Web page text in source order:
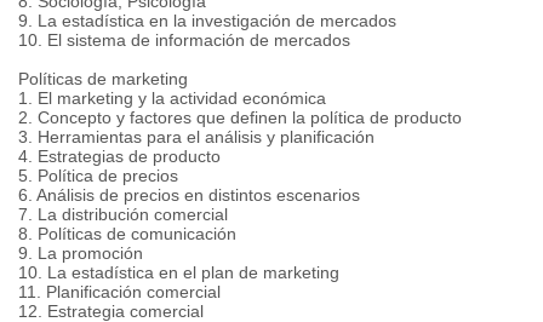
9. La estadística en la investigación de mercados
10. El sistema de información de mercados
Políticas de marketing
1. El marketing y la actividad económica
2. Concepto y factores que definen la política de producto
3. Herramientas para el análisis y planificación
4. Estrategias de producto
5. Política de precios
6. Análisis de precios en distintos escenarios
7. La distribución comercial
8. Políticas de comunicación
9. La promoción
10. La estadística en el plan de marketing
11. Planificación comercial
12. Estrategia comercial